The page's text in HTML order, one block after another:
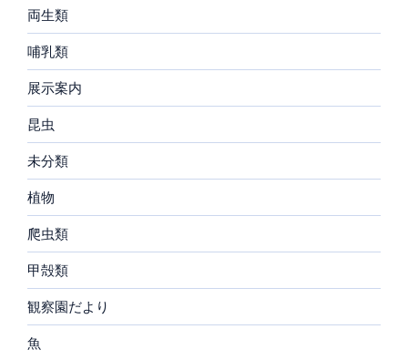
両生類
哺乳類
展示案内
昆虫
未分類
植物
爬虫類
甲殻類
観察園だより
魚